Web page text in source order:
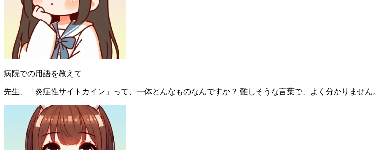
病院での用語を教えて
先生、「炎症性サイトカイン」って、一体どんなものなんですか？ 難しそうな言葉で、よく分かりません。